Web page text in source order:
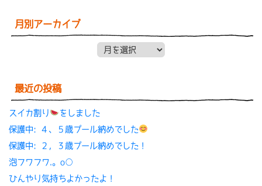
月別アーカイブ
最近の投稿
スイカ割り
をしました
保護中: ４、５歳プール納めでした
保護中: ２，３歳プール納めでした！
泡フワフワ.。o○
ひんやり気持ちよかったよ！